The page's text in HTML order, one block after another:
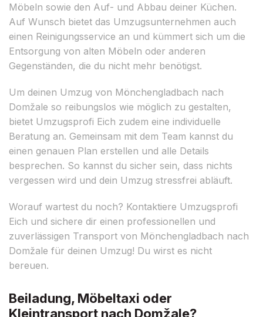
Möbeln sowie den Auf- und Abbau deiner Küchen.
Auf Wunsch bietet das Umzugsunternehmen auch
einen Reinigungsservice an und kümmert sich um die
Entsorgung von alten Möbeln oder anderen
Gegenständen, die du nicht mehr benötigst.
Um deinen Umzug von Mönchengladbach nach
Domžale so reibungslos wie möglich zu gestalten,
bietet Umzugsprofi Eich zudem eine individuelle
Beratung an. Gemeinsam mit dem Team kannst du
einen genauen Plan erstellen und alle Details
besprechen. So kannst du sicher sein, dass nichts
vergessen wird und dein Umzug stressfrei abläuft.
Worauf wartest du noch? Kontaktiere Umzugsprofi
Eich und sichere dir einen professionellen und
zuverlässigen Transport von Mönchengladbach nach
Domžale für deinen Umzug! Du wirst es nicht
bereuen.
Beiladung, Möbeltaxi oder
Kleintransport nach Domžale?